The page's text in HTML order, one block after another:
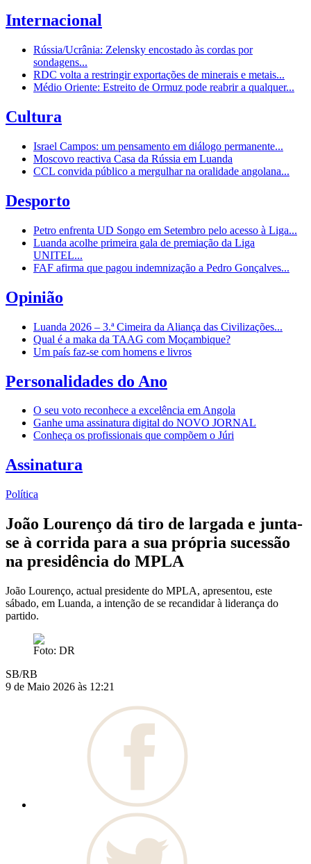
Internacional
Rússia/Ucrânia: Zelensky encostado às cordas por
sondagens...
RDC volta a restringir exportações de minerais e metais...
Médio Oriente: Estreito de Ormuz pode reabrir a qualquer...
Cultura
Israel Campos: um pensamento em diálogo permanente...
Moscovo reactiva Casa da Rússia em Luanda
CCL convida público a mergulhar na oralidade angolana...
Desporto
Petro enfrenta UD Songo em Setembro pelo acesso à Liga...
Luanda acolhe primeira gala de premiação da Liga
UNITEL...
FAF afirma que pagou indemnização a Pedro Gonçalves...
Opinião
Luanda 2026 – 3.ª Cimeira da Aliança das Civilizações...
Qual é a maka da TAAG com Moçambique?
Um país faz-se com homens e livros
Personalidades do Ano
O seu voto reconhece a excelência em Angola
Ganhe uma assinatura digital do NOVO JORNAL
Conheça os profissionais que compõem o Júri
Assinatura
Política
João Lourenço dá tiro de largada e junta-
se à corrida para a sua própria sucessão
na presidência do MPLA
João Lourenço, actual presidente do MPLA, apresentou, este
sábado, em Luanda, a intenção de se recandidar à liderança do
partido.
Foto: DR
SB/RB
9 de Maio 2026 às 12:21